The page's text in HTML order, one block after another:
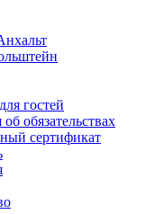
гостей
обязательствах
сертификат